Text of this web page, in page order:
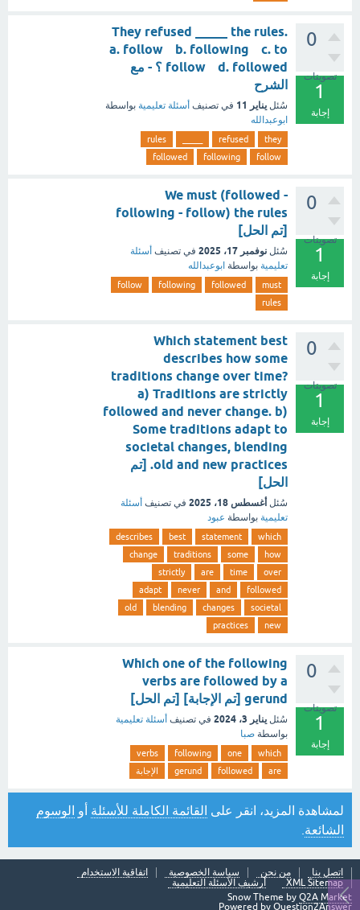
0
تصويتات
1
إجابة
They refused _____ the rules.
a. follow b. following c. to
follow d. followed ؟ - مع
الشرح
سُئل يناير 11 في تصنيف أسئلة تعليمية بواسطة
ابوعبدالله
they
refused
rules
follow
following
followed
0
تصويتات
1
إجابة
We must (followed -
following - follow) the rules
[تم الحل]
سُئل نوفمبر 17، 2025 في تصنيف أسئلة
تعليمية بواسطة ابوعبدالله
must
followed
following
follow
rules
0
تصويتات
1
إجابة
Which statement best
describes how some
traditions change over time?
a) Traditions are strictly
followed and never change. b)
Some traditions adapt to
societal changes, blending
old and new practices. [تم
الحل]
سُئل أغسطس 18، 2025 في تصنيف أسئلة
تعليمية بواسطة عبود
which
statement
best
describes
how
some
traditions
change
over
time
are
strictly
followed
and
never
adapt
societal
changes
blending
old
new
practices
0
تصويتات
1
إجابة
Which one of the following
verbs are followed by a
gerund [تم الإجابة] [تم الحل]
سُئل يناير 3، 2024 في تصنيف أسئلة تعليمية
بواسطة صبا
which
one
following
verbs
are
followed
gerund الإجابة
لمشاهدة المزيد، انقر على القائمة الكاملة للأسئلة أو الوسوم
الشائعة
اتصل بنا من نحن سياسة الخصوصية
اتفاقية الاستخدام
XML Sitemap
أرشيف الأسئلة التعليمية
Snow Theme by Q2A Market
Powered by Question2Answer